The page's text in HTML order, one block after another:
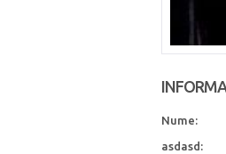
Nume:
asdasd: